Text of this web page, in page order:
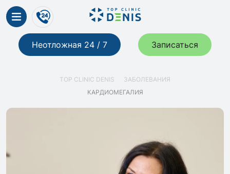
Неотложная 24 / 7 Записаться
TOP CLINIC DENIS
ЗАБОЛЕВАНИЯ
КАРДИОМЕГАЛИЯ